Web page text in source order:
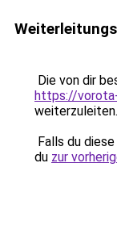
Die von dir
https://
weiterzuleiten.
Falls du
du zur